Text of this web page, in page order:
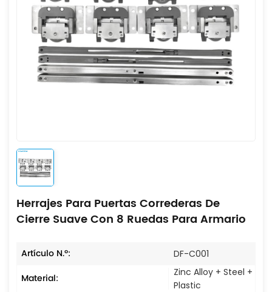
Herrajes Para Puertas Correderas De
Cierre Suave Con 8 Ruedas Para Armario
Artículo N.º: DF-C001
Material:
Zinc Alloy + Steel +
Plastic